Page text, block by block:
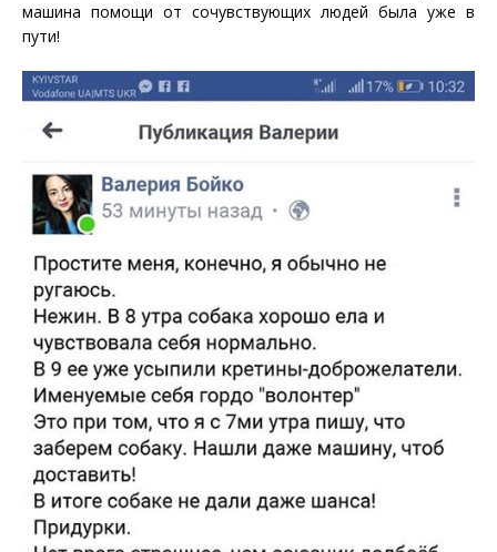
машина помощи от сочувствующих людей была уже в
пути!